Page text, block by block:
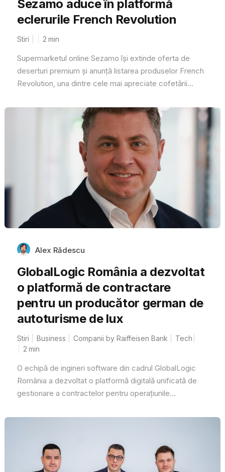
Sezamo aduce în platformă
eclerurile French Revolution
Stiri 2 min
Supermarketul online Sezamo își extinde oferta de
deserturi premium și anunță listarea produselor French
Revolution, una dintre cele mai apreciate cofetării...
Alex Rădescu
GlobalLogic România a dezvoltat
o platformă de contractare
pentru un producător german de
autoturisme de lux
Stiri Business Companii by Raiffeisen Bank
Tech
2 min
O echipă de ingineri software din cadrul GlobalLogic
România a dezvoltat o platformă digitală unificată de
gestionare a contractelor pentru operațiunile...